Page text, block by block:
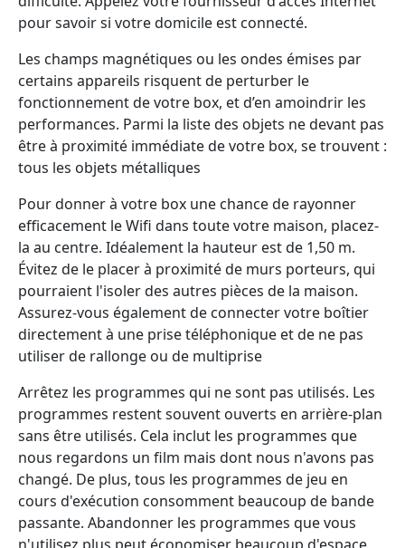
pour savoir si votre domicile est connecté.
Les champs magnétiques ou les ondes émises par
certains appareils risquent de perturber le
fonctionnement de votre box, et d’en amoindrir les
performances. Parmi la liste des objets ne devant pas
être à proximité immédiate de votre box, se trouvent :
tous les objets métalliques
Pour donner à votre box une chance de rayonner
efficacement le Wifi dans toute votre maison, placez-
la au centre. Idéalement la hauteur est de 1,50 m.
Évitez de le placer à proximité de murs porteurs, qui
pourraient l'isoler des autres pièces de la maison.
Assurez-vous également de connecter votre boîtier
directement à une prise téléphonique et de ne pas
utiliser de rallonge ou de multiprise
Arrêtez les programmes qui ne sont pas utilisés. Les
programmes restent souvent ouverts en arrière-plan
sans être utilisés. Cela inclut les programmes que
nous regardons un film mais dont nous n'avons pas
changé. De plus, tous les programmes de jeu en
cours d'exécution consomment beaucoup de bande
passante. Abandonner les programmes que vous